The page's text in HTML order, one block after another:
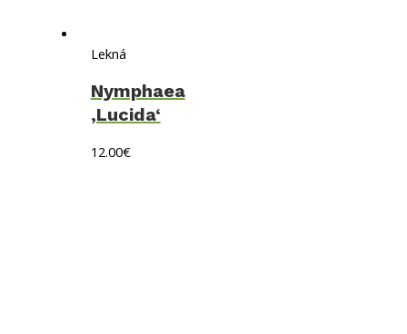
Lekná
Nymphaea
‚Lucida‘
12.00€